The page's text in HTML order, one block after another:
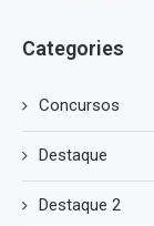
Categories
Concursos
Destaque
Destaque 2